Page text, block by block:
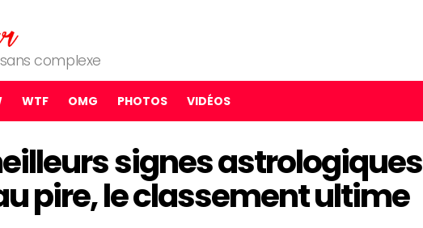
complexe
WTF OMG PHOTOS VIDÉOS
signes astrologiques
pire, le classement ultime